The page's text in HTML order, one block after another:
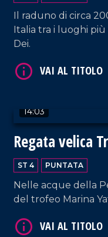
Il raduno di circa
Italia tra i luoghi
Dei.
14:03
Regata velica
ST 4 PUNTATA
Nelle acque della
del trofeo Marina